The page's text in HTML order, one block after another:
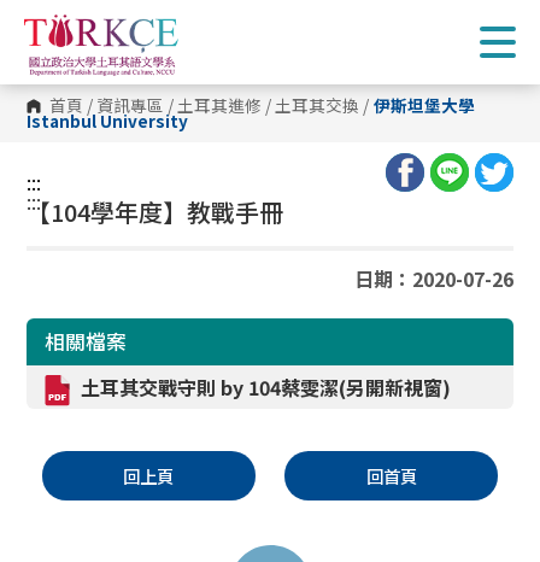
跳
到
主
要
內
容
區
首頁 / 資訊專區 /土耳其進修 /土耳其交換 / 伊斯坦堡大學
Istanbul University
:::
:::
【104學年度】教戰手冊
日期：2020-07-26
相關檔案
土耳其交戰守則 by 104蔡雯潔(另開新視窗)
回上頁 回首頁